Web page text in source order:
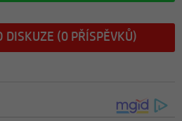
DISKUZE (0 PŘÍSPĚVKŮ)